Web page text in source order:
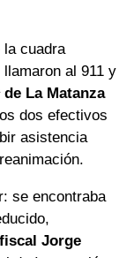
cuadra
al 911 y
La Matanza
dos efectivos
asistencia
se encontraba
fiscal Jorge